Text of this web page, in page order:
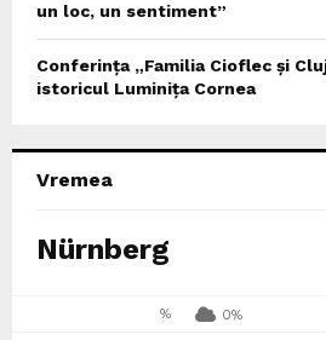
un loc, un sentiment”
Conferința „Familia Cioflec și
istoricul Luminița Cornea
Vremea
Nürnberg
% 0%